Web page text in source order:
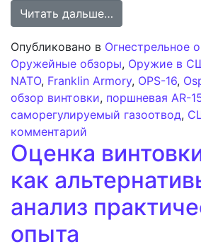
Читать дальше…
Опубликовано в Огнестрельное
Оружейные обзоры, Оружие в
NATO, Franklin Armory, OPS-16,
обзор винтовки, поршневая AR-
саморегулируемый газоотвод,
комментарий
Оценка
как
анализ
опыта